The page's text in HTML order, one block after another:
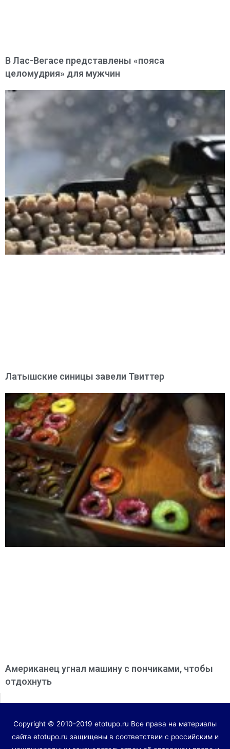
В Лас-Вегасе представлены «пояса
целомудрия» для мужчин
Латышские синицы завели Твиттер
Американец угнал машину с пончиками, чтобы
отдохнуть
Copyright © 2010-2019 etotupo.ru Все права на материалы
сайта etotupo.ru защищены в соответствии с российским и